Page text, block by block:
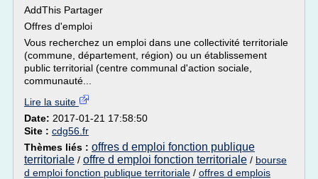
AddThis Partager
Offres d'emploi
Vous recherchez un emploi dans une collectivité territoriale
(commune, département, région) ou un établissement
public territorial (centre communal d'action sociale,
communauté...
Lire la suite
Date: 2017-01-21 17:58:50
Site : cdg56.fr
Thèmes liés : offres d emploi fonction publique
territoriale / offre d emploi fonction territoriale / bourse
d emploi fonction publique territoriale / offres d emplois